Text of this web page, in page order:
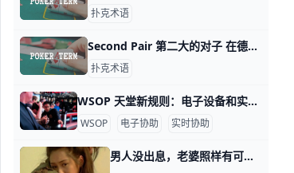
扑克术语
Second Pair 第二大的对子 在德州扑克中，「Second Pair」是一种牌型，指的是玩家手中的第二大的对子。这种牌型通常是在翻牌后或后来的牌圈中形成的。当玩家描述他们手
扑克术语
WSOP 天堂新规则：电子设备和实时帮助 WSOP 天堂系列赛以新规则拉开帷幕 世界扑克系列赛 (WSOP) 天堂系列赛只剩几天了，参加比赛的玩家应该注意一项重要的规则变化，该变化将影响牌桌上电子设备的使用
WSOP 电子协助 实时协助
男人没出息，老婆照样有可能从一而终的 那天我系统性的讲预期管理的时候，有个读者，问了一个很有意思的问题。 他是个小老板，他问我，他一直在想一个问题，是不是男人没有钱，老婆就不肯跟了